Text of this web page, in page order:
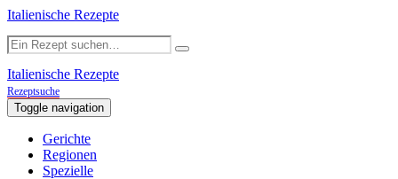
Italienische Rezepte
Italienische Rezepte
Rezeptsuche
Toggle navigation
Gerichte
Regionen
Spezielle